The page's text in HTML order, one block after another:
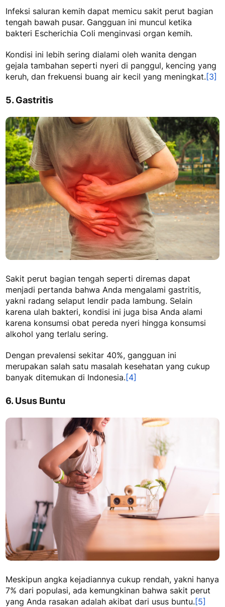
Infeksi saluran kemih dapat memicu sakit perut bagian
tengah bawah pusar. Gangguan ini muncul ketika
bakteri Escherichia Coli menginvasi organ kemih.
Kondisi ini lebih sering dialami oleh wanita dengan
gejala tambahan seperti nyeri di panggul, kencing yang
keruh, dan frekuensi buang air kecil yang meningkat.[3]
5. Gastritis
Sakit perut bagian tengah seperti diremas dapat
menjadi pertanda bahwa Anda mengalami gastritis,
yakni radang selaput lendir pada lambung. Selain
karena ulah bakteri, kondisi ini juga bisa Anda alami
karena konsumsi obat pereda nyeri hingga konsumsi
alkohol yang terlalu sering.
Dengan prevalensi sekitar 40%, gangguan ini
merupakan salah satu masalah kesehatan yang cukup
banyak ditemukan di Indonesia.[4]
6. Usus Buntu
Meskipun angka kejadiannya cukup rendah, yakni hanya
7% dari populasi, ada kemungkinan bahwa sakit perut
yang Anda rasakan adalah akibat dari usus buntu.[5]